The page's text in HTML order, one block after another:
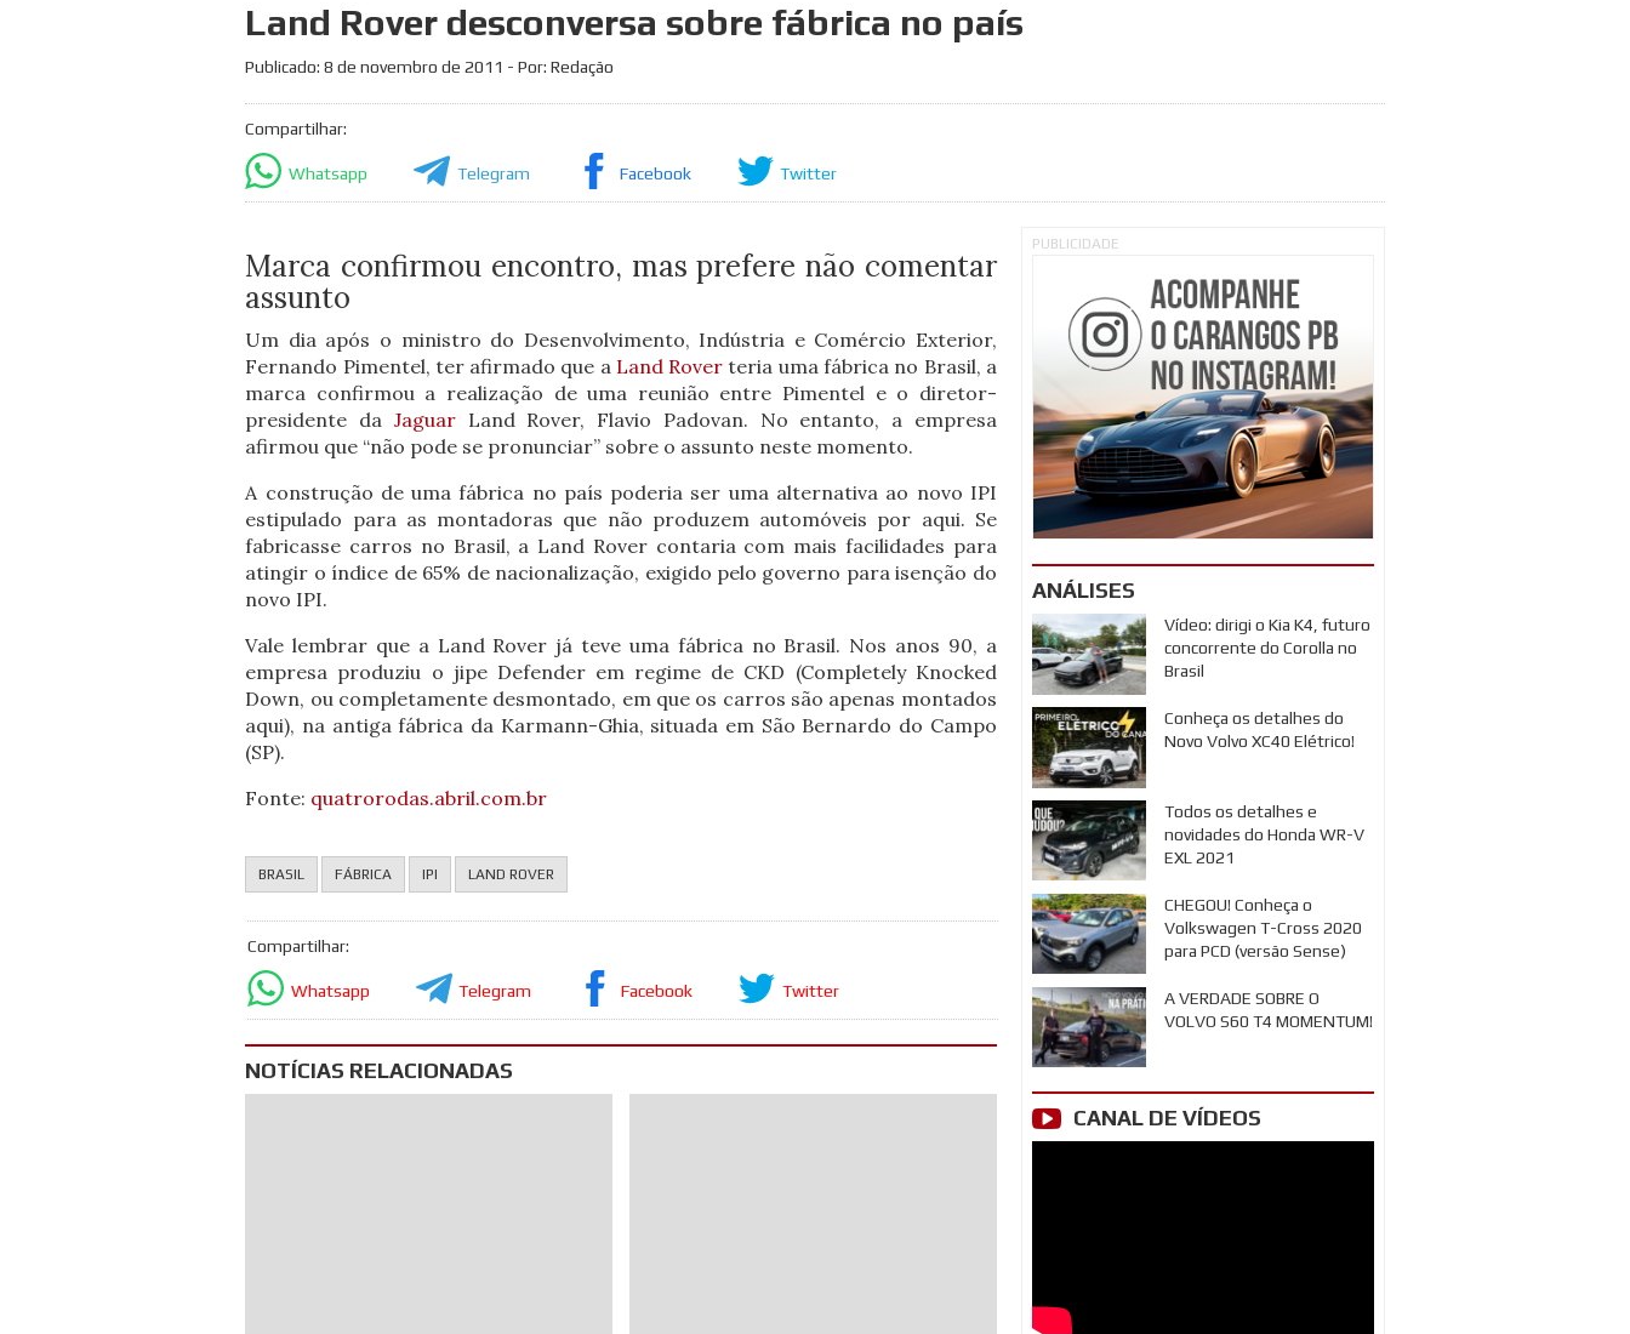
Land Rover desconversa sobre fábrica no país
Publicado:8 de novembro de 2011 - Por: Redação
Compartilhar:
Whatsapp Telegram Facebook Twitter
Marca confirmou encontro, mas prefere não comentar
assunto
Um dia após o ministro do Desenvolvimento, Indústria e Comércio Exterior,
Fernando Pimentel, ter afirmado que a Land Rover teria uma fábrica no Brasil, a
marca confirmou a realização de uma reunião entre Pimentel e o diretor-
presidente da JaguarLand Rover, Flavio Padovan. No entanto, a empresa
afirmou que “não pode se pronunciar” sobre o assunto neste momento.
A construção de uma fábrica no país poderia ser uma alternativa ao novo IPI
estipulado para as montadoras que não produzem automóveis por aqui. Se
fabricasse carros no Brasil, a Land Rover contaria com mais facilidades para
atingir o índice de 65% de nacionalização, exigido pelo governo para isenção do
novo IPI.
Vale lembrar que a Land Rover já teve uma fábrica no Brasil. Nos anos 90, a
empresa produziu o jipe Defender em regime de CKD (Completely Knocked
Down, ou completamente desmontado, em que os carros são apenas montados
aqui), na antiga fábrica da Karmann-Ghia, situada em São Bernardo do Campo
(SP).
Fonte: quatrorodas.abril.com.br
BRASIL FÁBRICA IPI LAND ROVER
Compartilhar:
Whatsapp Telegram Facebook Twitter
NOTÍCIAS RELACIONADAS
PUBLICIDADE
ANÁLISES
Vídeo: dirigi o Kia K4, futuro
concorrente do Corolla no
Brasil
Conheça os detalhes do
Novo Volvo XC40 Elétrico!
Todos os detalhes e
novidades do Honda WR-V
EXL 2021
CHEGOU! Conheça o
Volkswagen T-Cross 2020
para PCD (versão Sense)
A VERDADE SOBRE O
VOLVO S60 T4 MOMENTUM!
CANAL DE VÍDEOS